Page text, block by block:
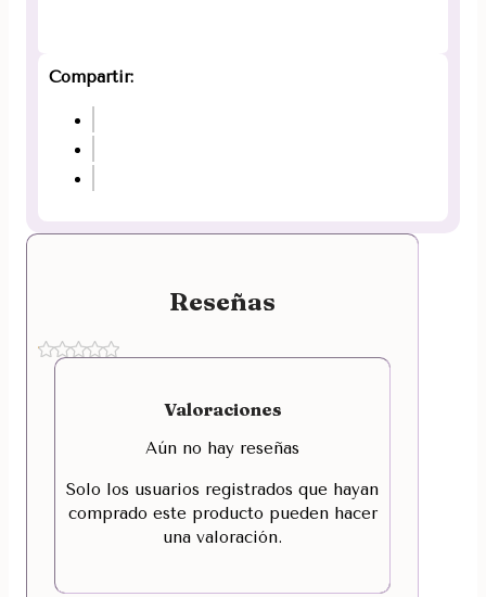
Compartir:
Reseñas
Valoraciones
Aún no hay reseñas
Solo los usuarios registrados que hayan
comprado este producto pueden hacer
una valoración.